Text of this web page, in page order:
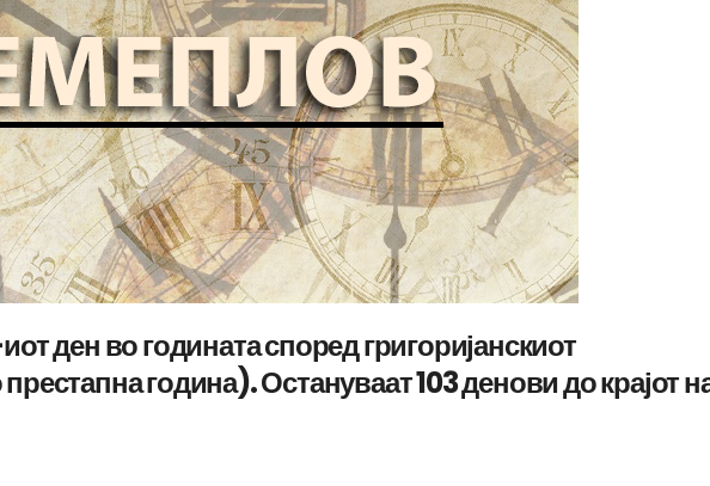
ден во годината според григоријанскиот
година). Остануваат 103 денови до крајот